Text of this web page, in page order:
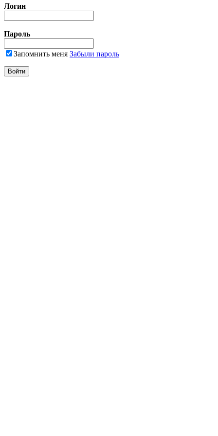
Логин
Пароль
Запомнить меня Забыли пароль